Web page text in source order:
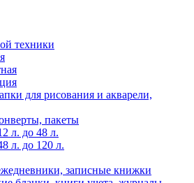
техники
для рисования и акварели,
пакеты
л. до 48 л.
л. до 120 л.
записные книжки